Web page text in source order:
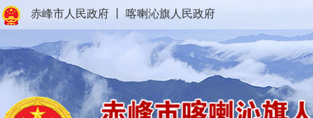
赤峰市人民政府 喀喇沁旗人民政府